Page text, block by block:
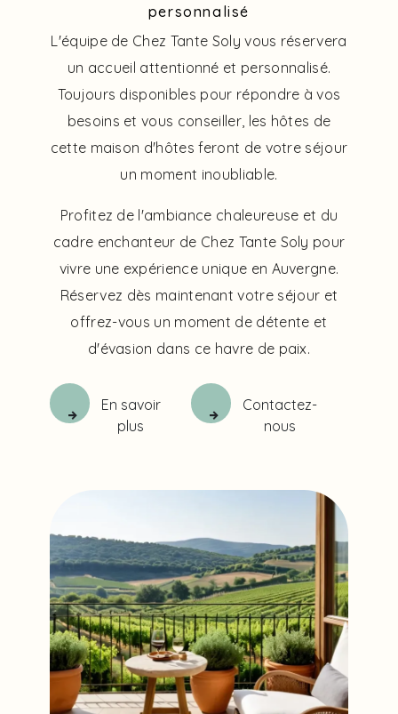
personnalisé
L'équipe de Chez Tante Soly vous réservera
un accueil attentionné et personnalisé.
Toujours disponibles pour répondre à vos
besoins et vous conseiller, les hôtes de
cette maison d'hôtes feront de votre séjour
un moment inoubliable.
Profitez de l'ambiance chaleureuse et du
cadre enchanteur de Chez Tante Soly pour
vivre une expérience unique en Auvergne.
Réservez dès maintenant votre séjour et
offrez-vous un moment de détente et
d'évasion dans ce havre de paix.
En savoir
plus
Contactez-
nous